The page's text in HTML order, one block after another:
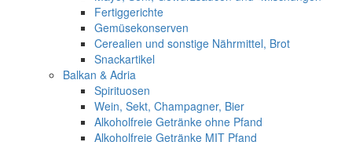
Fertiggerichte
Gemüsekonserven
Cerealien und sonstige Nährmittel, Brot
Snackartikel
Balkan & Adria
Spirituosen
Wein, Sekt, Champagner, Bier
Alkoholfreie Getränke ohne Pfand
Alkoholfreie Getränke MIT Pfand